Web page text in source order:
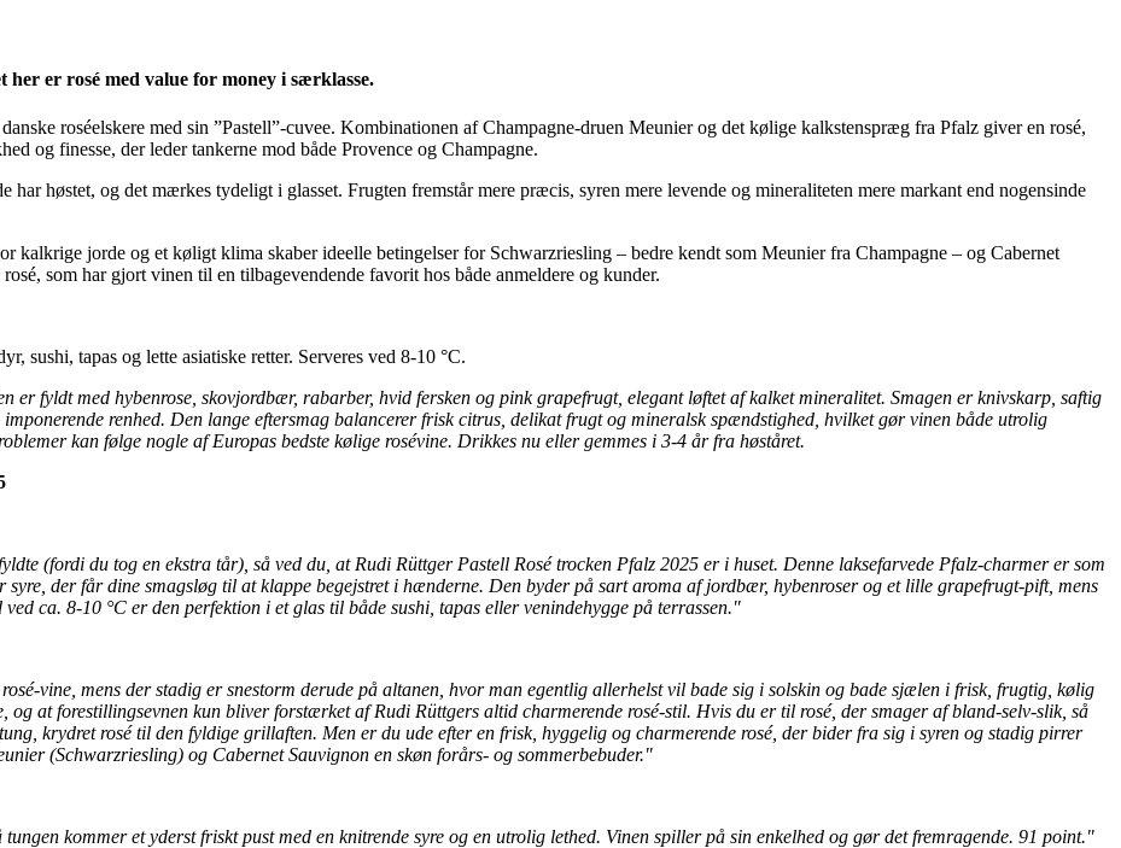
er rosé med value for money i særklasse.
roséelskere med sin ”Pastell”-cuvee. Kombinationen af Champagne-druen Meunier og det kølige kalkstenspræg fra Pfalz giver en rosé,
og finesse, der leder tankerne mod både Provence og Champagne.
har høstet, og det mærkes tydeligt i glasset. Frugten fremstår mere præcis, syren mere levende og mineraliteten mere markant end nogensinde
kalkrige jorde og et køligt klima skaber ideelle betingelser for Schwarzriesling – bedre kendt som Meunier fra Champagne – og Cabernet
som har gjort vinen til en tilbagevendende favorit hos både anmeldere og kunder.
sushi, tapas og lette asiatiske retter. Serveres ved 8-10 °C.
er fyldt med hybenrose, skovjordbær, rabarber, hvid fersken og pink grapefrugt, elegant løftet af kalket mineralitet. Smagen er knivskarp, saftig
renhed. Den lange eftersmag balancerer frisk citrus, delikat frugt og mineralsk spændstighed, hvilket gør vinen både utrolig
kan følge nogle af Europas bedste kølige rosévine. Drikkes nu eller gemmes i 3-4 år fra høståret.
(fordi du tog en ekstra tår), så ved du, at Rudi Rüttger Pastell Rosé trocken Pfalz 2025 er i huset. Denne laksefarvede Pfalz-charmer er som
der får dine smagsløg til at klappe begejstret i hænderne. Den byder på sart aroma af jordbær, hybenroser og et lille grapefrugt-pift, mens
ca. 8-10 °C er den perfektion i et glas til både sushi, tapas eller venindehygge på terrassen."
vine, mens der stadig er snestorm derude på altanen, hvor man egentlig allerhelst vil bade sig i solskin og bade sjælen i frisk, frugtig, kølig
og at forestillingsevnen kun bliver forstærket af Rudi Rüttgers altid charmerende rosé-stil. Hvis du er til rosé, der smager af bland-selv-slik, så
krydret rosé til den fyldige grillaften. Men er du ude efter en frisk, hyggelig og charmerende rosé, der bider fra sig i syren og stadig pirrer
(Schwarzriesling) og Cabernet Sauvignon en skøn forårs- og sommerbebuder."
kommer et yderst friskt pust med en knitrende syre og en utrolig lethed. Vinen spiller på sin enkelhed og gør det fremragende. 91 point."